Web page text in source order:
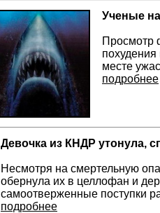
Ученые
Просмотр
месте
подробнее
Девочка из КНДР утонула,
Несмотря на смертельную
обернула их в целлофан и
самоотверженные поступки
подробнее